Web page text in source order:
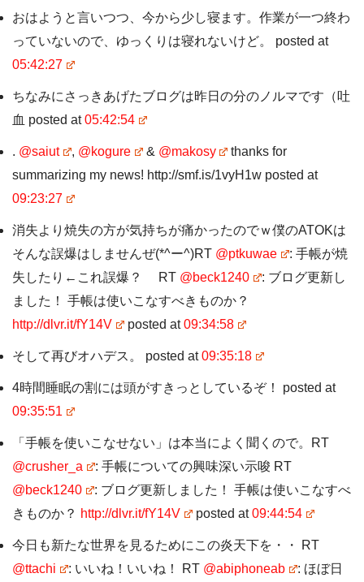
おはようと言いつつ、今から少し寝ます。作業が一つ終わ
っていないので、ゆっくりは寝れないけど。 posted at
05:42:27
ちなみにさっきあげたブログは昨日の分のノルマです（吐
血 posted at05:42:54
. @saiut , @kogure & @makosy
thanks for
summarizing my news! http://smf.is/1vyH1w posted at
09:23:27
消失より焼失の方が気持ちが痛かったのでｗ僕のATOKは
そんな誤爆はしませんぜ(*^ー^)RT @ptkuwae
: 手帳が焼
失したり←これ誤爆？ RT @beck1240
: ブログ更新し
ました！ 手帳は使いこなすべきものか？
http://dlvr.it/fY14V
posted at09:34:58
そして再びオハデス。 posted at09:35:18
4時間睡眠の割には頭がすきっとしているぞ！ posted at
09:35:51
「手帳を使いこなせない」は本当によく聞くので。RT
@crusher_a
: 手帳についての興味深い示唆 RT
@beck1240
: ブログ更新しました！ 手帳は使いこなすべ
きものか？ http://dlvr.it/fY14V posted at09:44:54
今日も新たな世界を見るためにこの炎天下を・・ RT
@ttachi
: いいね！いいね！ RT @abiphoneab : ほぼ日